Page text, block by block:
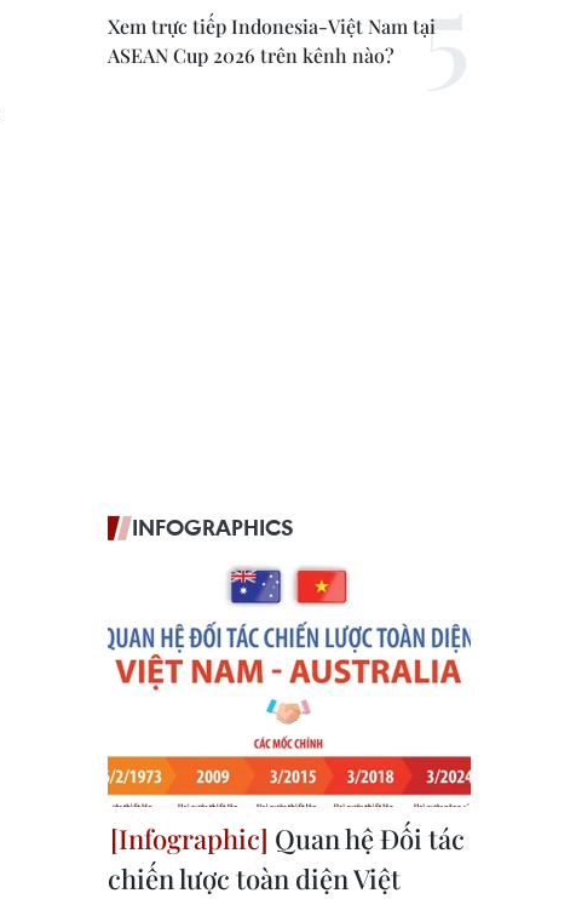
Xem trực tiếp Indonesia-Việt Nam tại
ASEAN Cup 2026 trên kênh nào?
INFOGRAPHICS
Quan hệ Đối tác
chiến lược toàn diện Việt